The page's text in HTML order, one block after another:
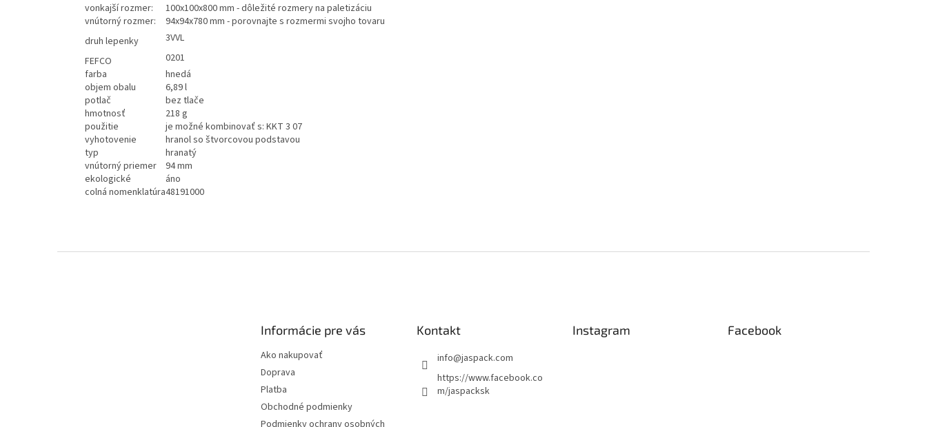
vonkajší rozmer:
100x100x800 mm - dôležité rozmery na paletizáciu
vnútorný rozmer:
94x94x780 mm - porovnajte s rozmermi svojho tovaru
druh lepenky
3VVL
FEFCO
0201
farba
hnedá
objem obalu
6,89 l
potlač
bez tlače
hmotnosť
218 g
použitie
je možné kombinovať s: KKT 3 07
vyhotovenie
hranol so štvorcovou podstavou
typ
hranatý
vnútorný priemer
94 mm
ekologické
áno
colná nomenklatúra48191000
Informácie pre vás
Ako nakupovať
Doprava
Platba
Obchodné podmienky
Podmienky ochrany osobných
Kontakt
info@jaspack.com
https://www.facebook.co
m/jaspacksk
Instagram Facebook